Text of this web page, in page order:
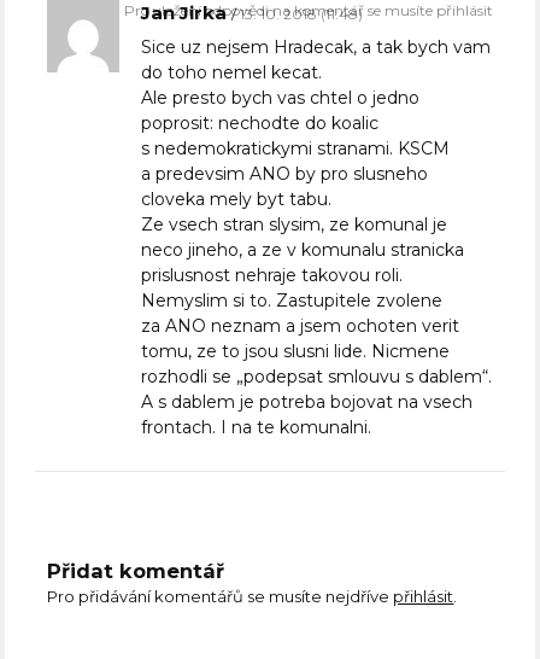
Jan Jirka 13. 10. 2018 (11:48)
Sice uz nejsem Hradecak, a tak bych vam
do toho nemel kecat.
Ale presto bych vas chtel o jedno
poprosit: nechodte do koalic
s nedemokratickymi stranami. KSCM
a predevsim ANO by pro slusneho
cloveka mely byt tabu.
Ze vsech stran slysim, ze komunal je
neco jineho, a ze v komunalu stranicka
prislusnost nehraje takovou roli.
Nemyslim si to. Zastupitele zvolene
za ANO neznam a jsem ochoten verit
tomu, ze to jsou slusni lide. Nicmene
rozhodli se „podepsat smlouvu s dablem“.
A s dablem je potreba bojovat na vsech
frontach. I na te komunalni.
Pro vložení odpovědi na komentář se musíte přihlásit
Přidat komentář
Pro přidávání komentářů se musíte nejdříve přihlásit.